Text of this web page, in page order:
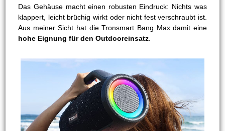
Das Gehäuse macht einen robusten Eindruck: Nichts was
klappert, leicht brüchig wirkt oder nicht fest verschraubt ist.
Aus meiner Sicht hat die Tronsmart Bang Max damit eine
hohe Eignung für den Outdooreinsatz